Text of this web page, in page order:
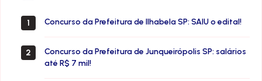
1 Concurso da Prefeitura de Ilhabela SP: SAIU o edital!
2
Concurso da Prefeitura de Junqueirópolis SP: salários
até R$ 7 mil!